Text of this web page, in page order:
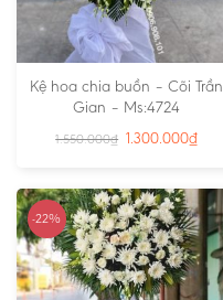
Kệ hoa chia buồn – Cõi Trần
Gian – Ms:4724
1.550.000₫ 1.300.000₫
-22%